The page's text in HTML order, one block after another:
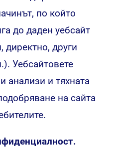
по който
до даден уебсайт
директно, други
Уебсайтовете
анализи и тяхната
на сайта